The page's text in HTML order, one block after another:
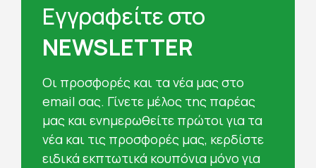
Εγγραφείτε στο
NEWSLETTER
Oι προσφορές και τα νέα μας στο
email σας. Γίνετε μέλος της παρέας
μας και ενημερωθείτε πρώτοι για τα
νέα και τις προσφορές μας, κερδίστε
ειδικά εκπτωτικά κουπόνια μόνο για